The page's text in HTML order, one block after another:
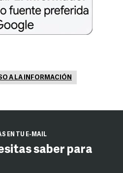
A LA INFORMACIÓN
EN TU E-MAIL
saber para